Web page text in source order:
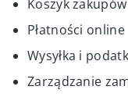
Koszyk zakupów
Płatności online
Wysyłka i
Zarządzanie